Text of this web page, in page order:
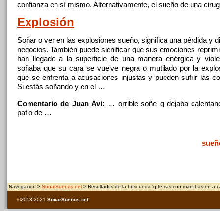
confianza en sí mismo. Alternativamente, el sueño de una
Explosión
Soñar o ver en las explosiones sueño, significa una pérdida y
negocios. También puede significar que sus emociones
han llegadoa la superficie de una manera enérgica y
soñaba que sucara se vuelve negra o mutilado por la
que se enfrenta aacusaciones injustas y pueden sufrir las
Si estás soñando y en el …
Comentario de Juan Avi: … orrible soñe qdejaba
patio de …
Navegación > SonarSuenos.net > Resultados de la búsqueda 'q te vas con manchas en a
©2013-2021 SonarSuenos .net